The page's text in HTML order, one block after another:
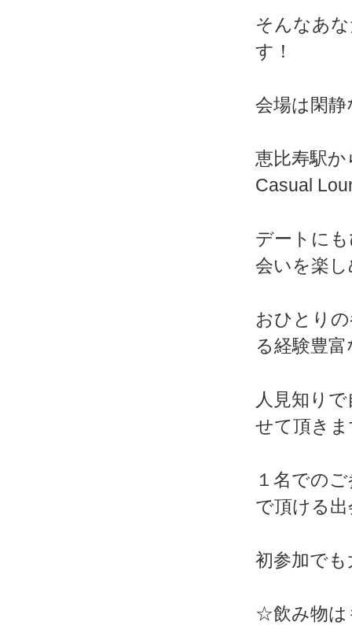
そんなあ
す！
会場は閑
恵比寿駅
Casual
デートに
会いを楽
おひとり
る経験豊
人見知り
せて頂き
１名での
で頂ける
初参加でも
☆飲み物は